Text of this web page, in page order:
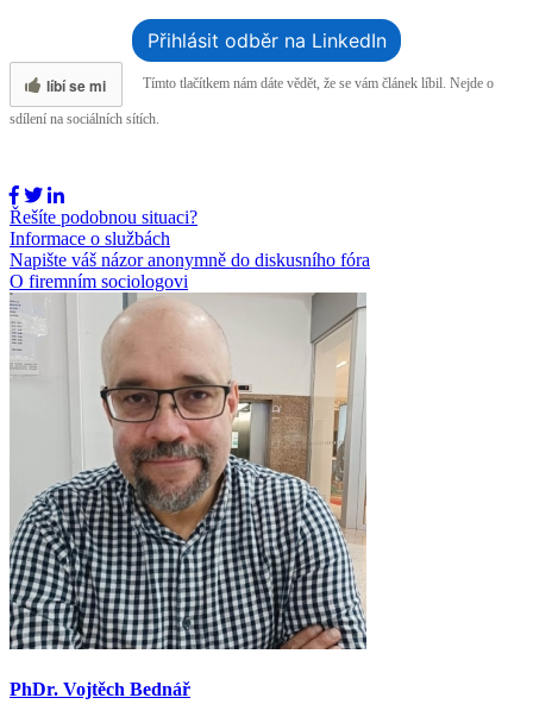
Přihlásit odběr na LinkedIn
líbí se mi Tímto tlačítkem nám dáte vědět, že se vám článek líbil. Nejde o
sdílení na sociálních sítích.
Řešíte podobnou situaci?
Informace o službách
Napište váš názor anonymně do diskusního fóra
O firemním sociologovi
PhDr. Vojtěch Bednář